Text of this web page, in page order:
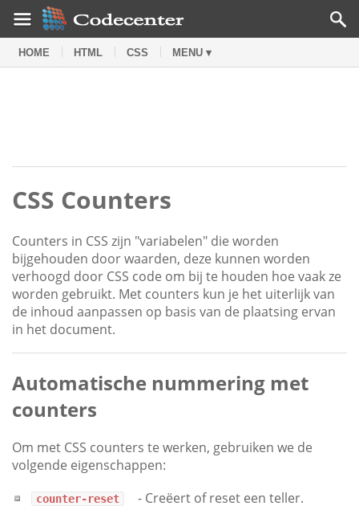
HOME HTML CSS MENU ▾
CSS Counters
Counters in CSS zijn "variabelen" die worden
bijgehouden door waarden, deze kunnen worden
verhoogd door CSS code om bij te houden hoe vaak ze
worden gebruikt. Met counters kun je het uiterlijk van
de inhoud aanpassen op basis van de plaatsing ervan
in het document.
Automatische nummering met
counters
Om met CSS counters te werken, gebruiken we de
volgende eigenschappen:
counter-reset - Creëert of reset een teller.